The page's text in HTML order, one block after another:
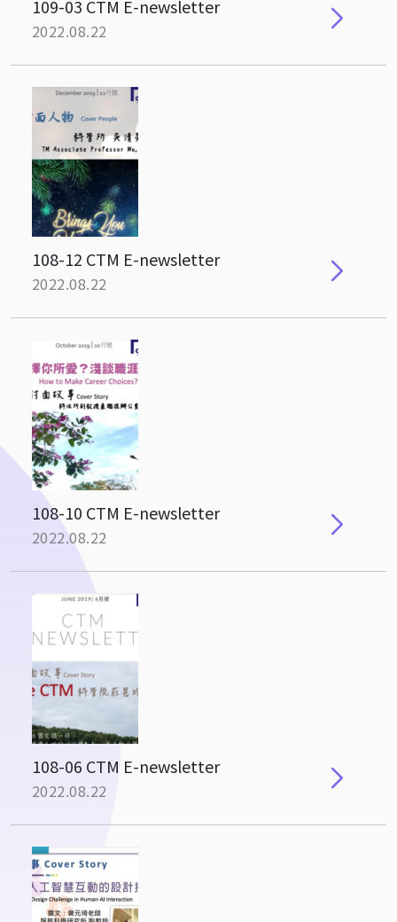
109-03 CTM E-newsletter
2022.08.22
108-12 CTM E-newsletter
2022.08.22
108-10 CTM E-newsletter
2022.08.22
108-06 CTM E-newsletter
2022.08.22